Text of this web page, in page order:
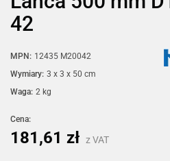
42
MPN: 12435 M20042
Wymiary: 3 x 3 x 50 cm
Waga: 2 kg
Cena:
181,61 zł z VAT